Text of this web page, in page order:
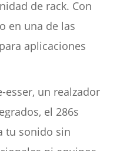
de rack. Con
en una de las
aplicaciones
esser, un realzador
el 286s
tu sonido sin